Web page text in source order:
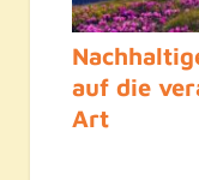
auf die
Art